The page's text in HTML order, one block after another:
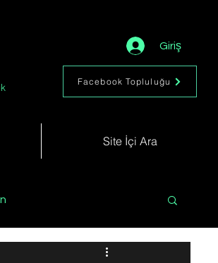
Giriş
Facebook Topluluğu
Site İçi Ara